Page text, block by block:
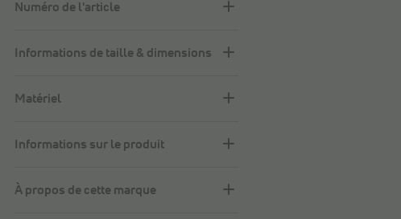
Numéro de l'article
Informations de taille & dimensions
Matériel
Informations sur le produit
À propos de cette marque